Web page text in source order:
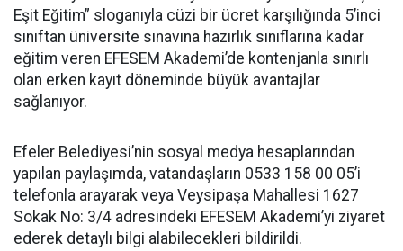
Eşit Eğitim” sloganıyla cüzi bir ücret karşılığında 5’inci
sınıftan üniversite sınavına hazırlık sınıflarına kadar
eğitim veren EFESEM Akademi’de kontenjanla sınırlı
olan erken kayıt döneminde büyük avantajlar
sağlanıyor.
Efeler Belediyesi’nin sosyal medya hesaplarından
yapılan paylaşımda, vatandaşların 0533 158 00 05’i
telefonla arayarak veya Veysipaşa Mahallesi 1627
Sokak No: 3/4 adresindeki EFESEM Akademi’yi ziyaret
ederek detaylı bilgi alabilecekleri bildirildi.